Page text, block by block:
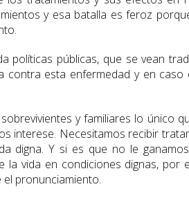
y esa batalla es feroz
políticas públicas, que se vean
contra esta enfermedad y en
y familiares lo único
interese. Necesitamos recibir
digna. Y si es que no le
la vida en condiciones dignas,
el pronunciamiento.